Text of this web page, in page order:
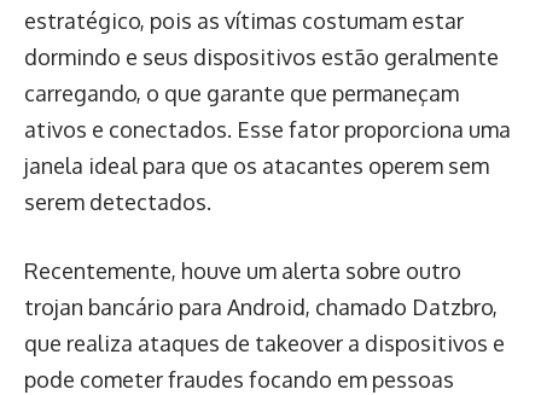
estratégico, pois as vítimas costumam estar
dormindo e seus dispositivos estão geralmente
carregando, o que garante que permaneçam
ativos e conectados. Esse fator proporciona uma
janela ideal para que os atacantes operem sem
serem detectados.
Recentemente, houve um alerta sobre outro
trojan bancário para Android, chamado Datzbro,
que realiza ataques de takeover a dispositivos e
pode cometer fraudes focando em pessoas